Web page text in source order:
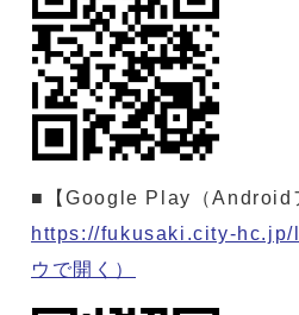
■【Google Play（Android
https://fukusaki.city-hc.jp/
ウで開く）